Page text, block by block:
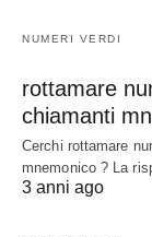
NUMERI VERDI
rottamare
chiamanti
Cerchi rottamare
mnemonico ? La
3 anni ago